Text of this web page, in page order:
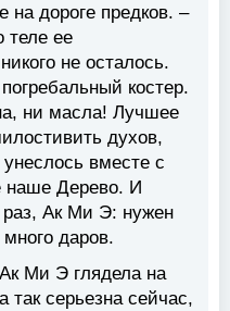
дороге предков. –
теле ее
не осталось.
костер.
ни масла! Лучшее
духов,
вместе с
наше Дерево. И
раз, Ак Ми Э: нужен
даров.
Ми Э глядела на
серьезна сейчас,